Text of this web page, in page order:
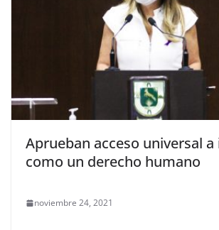
Aprueban acceso universal
como un derecho humano
noviembre 24, 2021